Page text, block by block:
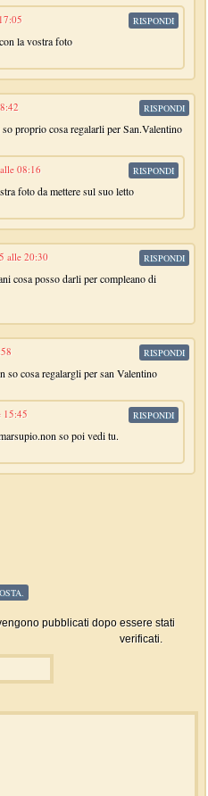
la vostra foto
RISPONDI
proprio cosa regalarli per San.Valentino
RISPONDI
08:16
foto da mettere sul suo letto
RISPONDI
alle 20:30
cosa posso darli per compleano di
RISPONDI
so cosa regalargli per san Valentino
RISPONDI
15:45
so poi vedi tu.
RISPONDI
pubblicati dopo essere stati
verificati.